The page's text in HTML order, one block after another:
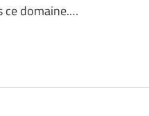
ce domaine.…